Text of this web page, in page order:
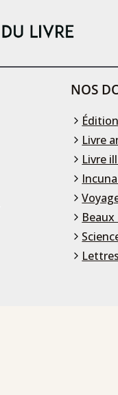
NOS
Livre
Livre